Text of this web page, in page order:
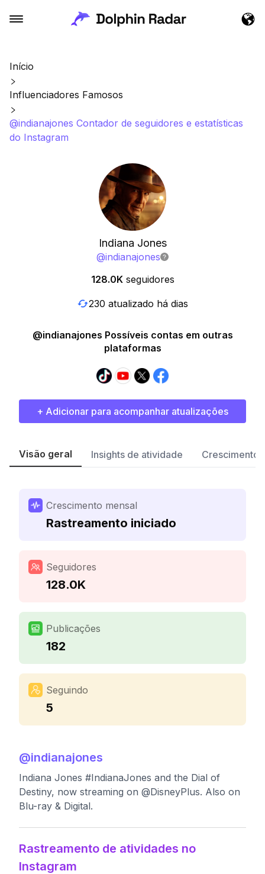
Início
Influenciadores Famosos
@indianajones Contador de seguidores e estatísticas
do Instagram
Indiana Jones
@indianajones
128.0K seguidores
230 atualizado há dias
@indianajones Possíveis contas em outras
plataformas
+ Adicionar para acompanhar atualizações
Visão geral Insights de atividade Crescimento
Crescimento mensal
Rastreamento iniciado
Seguidores
128.0K
Publicações
182
Seguindo
5
@indianajones
Indiana Jones #IndianaJones and the Dial of
Destiny, now streaming on @DisneyPlus. Also on
Blu-ray & Digital.
Rastreamento de atividades no
Instagram